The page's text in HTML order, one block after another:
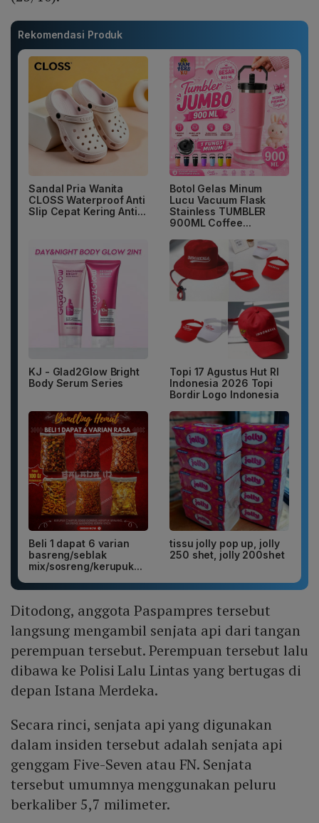
Rekomendasi Produk
Sandal Pria Wanita
CLOSS Waterproof Anti
Slip Cepat Kering Anti...
Botol Gelas Minum
Lucu Vacuum Flask
Stainless TUMBLER
900ML Coffee...
KJ - Glad2Glow Bright
Body Serum Series
Topi 17 Agustus Hut RI
Indonesia 2026 Topi
Bordir Logo Indonesia
Beli 1 dapat 6 varian
basreng/seblak
mix/sosreng/kerupuk...
tissu jolly pop up, jolly
250 shet, jolly 200shet
Ditodong, anggota Paspampres tersebut
langsung mengambil senjata api dari tangan
perempuan tersebut. Perempuan tersebut lalu
dibawa ke Polisi Lalu Lintas yang bertugas di
depan Istana Merdeka.
Secara rinci, senjata api yang digunakan
dalam insiden tersebut adalah senjata api
genggam Five-Seven atau FN. Senjata
tersebut umumnya menggunakan peluru
berkaliber 5,7 milimeter.